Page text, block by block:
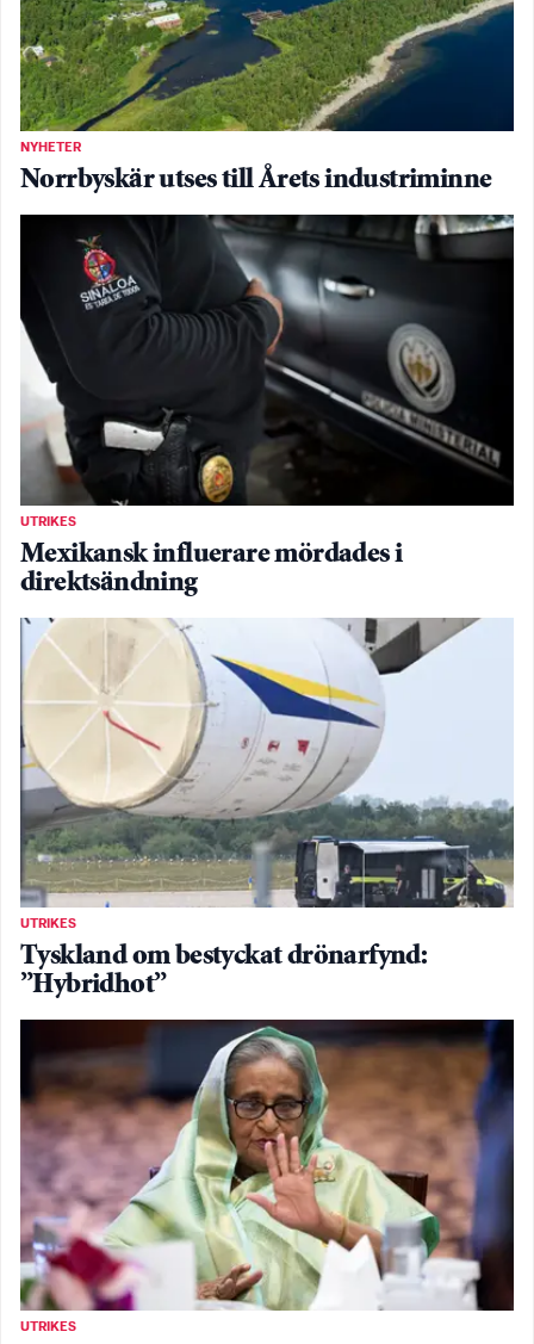
NYHETER
Norrbyskär utses till Årets industriminne
UTRIKES
Mexikansk influerare mördades i
direktsändning
UTRIKES
Tyskland om bestyckat drönarfynd:
”Hybridhot”
UTRIKES